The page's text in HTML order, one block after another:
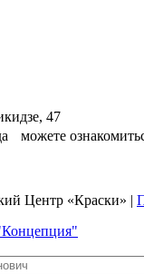
47
можете
Центр «Краски» |